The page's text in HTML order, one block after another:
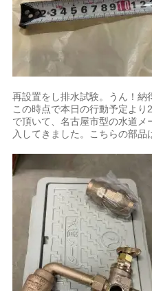
再設置をし排水試験。うん！納
この時点で本日の行動予定よ
で頂いて、名古屋市型の水道
入してきました。こちらの部品